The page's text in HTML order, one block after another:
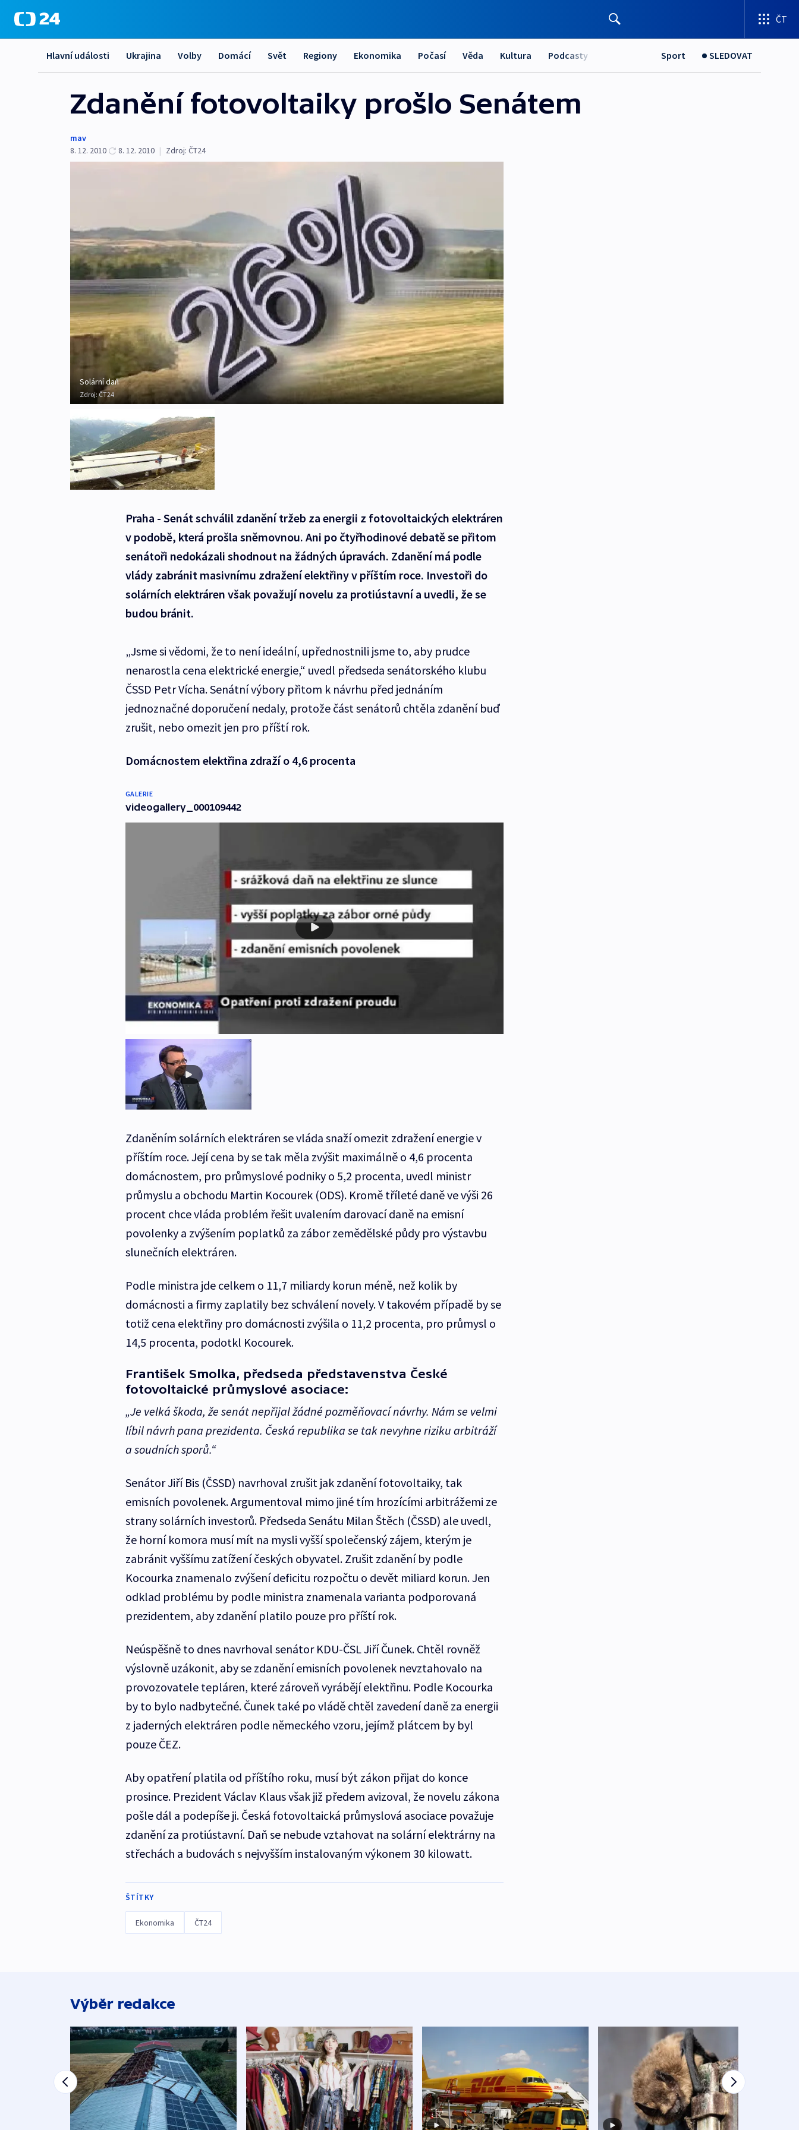
ČT
Hlavní události Ukrajina Volby Domácí Svět Regiony Ekonomika Počasí Věda Kultura Podcasty Sport SLEDOVAT
Zdanění fotovoltaiky prošlo Senátem
mav
8. 12. 2010
8. 12. 2010 | Zdroj: ČT24
Solární daň
Zdroj:ČT24
Praha - Senát schválil zdanění tržeb za energii z fotovoltaických elektráren
v podobě, která prošla sněmovnou. Ani po čtyřhodinové debatě se přitom
senátoři nedokázali shodnout na žádných úpravách. Zdanění má podle
vlády zabránit masivnímu zdražení elektřiny v příštím roce. Investoři do
solárních elektráren však považují novelu za protiústavní a uvedli, že se
budou bránit.
„Jsme si vědomi, že to není ideální, upřednostnili jsme to, aby prudce
nenarostla cena elektrické energie,“ uvedl předseda senátorského klubu
ČSSD Petr Vícha. Senátní výbory přitom k návrhu před jednáním
jednoznačné doporučení nedaly, protože část senátorů chtěla zdanění buď
zrušit, nebo omezit jen pro příští rok.
Domácnostem elektřina zdraží o 4,6 procenta
GALERIE
videogallery_000109442
Zdaněním solárních elektráren se vláda snaží omezit zdražení energie v
příštím roce. Její cena by se tak měla zvýšit maximálně o 4,6 procenta
domácnostem, pro průmyslové podniky o 5,2 procenta, uvedl ministr
průmyslu a obchodu Martin Kocourek (ODS). Kromě tříleté daně ve výši 26
procent chce vláda problém řešit uvalením darovací daně na emisní
povolenky a zvýšením poplatků za zábor zemědělské půdy pro výstavbu
slunečních elektráren.
Podle ministra jde celkem o 11,7 miliardy korun méně, než kolik by
domácnosti a firmy zaplatily bez schválení novely. V takovém případě by se
totiž cena elektřiny pro domácnosti zvýšila o 11,2 procenta, pro průmysl o
14,5 procenta, podotkl Kocourek.
František Smolka, předseda představenstva České
fotovoltaické průmyslové asociace:
„Je velká škoda, že senát nepřijal žádné pozměňovací návrhy. Nám se velmi
líbil návrh pana prezidenta. Česká republika se tak nevyhne riziku arbitráží
a soudních sporů.“
Senátor Jiří Bis (ČSSD) navrhoval zrušit jak zdanění fotovoltaiky, tak
emisních povolenek. Argumentoval mimo jiné tím hrozícími arbitrážemi ze
strany solárních investorů. Předseda Senátu Milan Štěch (ČSSD) ale uvedl,
že horní komora musí mít na mysli vyšší společenský zájem, kterým je
zabránit vyššímu zatížení českých obyvatel. Zrušit zdanění by podle
Kocourka znamenalo zvýšení deficitu rozpočtu o devět miliard korun. Jen
odklad problému by podle ministra znamenala varianta podporovaná
prezidentem, aby zdanění platilo pouze pro příští rok.
Neúspěšně to dnes navrhoval senátor KDU-ČSL Jiří Čunek. Chtěl rovněž
výslovně uzákonit, aby se zdanění emisních povolenek nevztahovalo na
provozovatele tepláren, které zároveň vyrábějí elektřinu. Podle Kocourka
by to bylo nadbytečné. Čunek také po vládě chtěl zavedení daně za energii
z jaderných elektráren podle německého vzoru, jejímž plátcem by byl
pouze ČEZ.
Aby opatření platila od příštího roku, musí být zákon přijat do konce
prosince. Prezident Václav Klaus však již předem avizoval, že novelu zákona
pošle dál a podepíše ji. Česká fotovoltaická průmyslová asociace považuje
zdanění za protiústavní. Daň se nebude vztahovat na solární elektrárny na
střechách a budovách s nejvyšším instalovaným výkonem 30 kilowatt.
ŠTÍTKY
Ekonomika ČT24
Výběr redakce